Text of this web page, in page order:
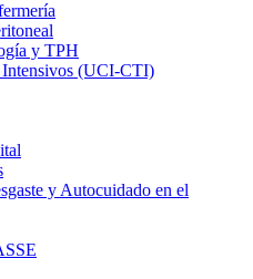
y TPH
(UCI-CTI)
y Autocuidado en el